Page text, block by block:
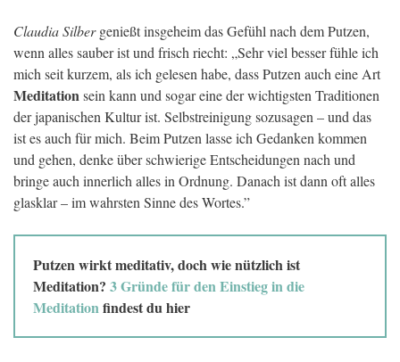
Claudia Silbergenießt insgeheim das Gefühl nach dem Putzen,
wenn alles sauber ist und frisch riecht: „Sehr viel besser fühle ich
mich seit kurzem, als ich gelesen habe, dass Putzen auch eine Art
Meditationsein kann und sogar eine der wichtigsten Traditionen
der japanischen Kultur ist. Selbstreinigung sozusagen – und das
ist es auch für mich. Beim Putzen lasse ich Gedanken kommen
und gehen, denke über schwierige Entscheidungen nach und
bringe auch innerlich alles in Ordnung. Danach ist dann oft alles
glasklar – im wahrsten Sinne des Wortes.”
Putzen wirkt meditativ, doch wie nützlich ist
Meditation? 3 Gründe für den Einstieg in die
Meditationfindest du hier